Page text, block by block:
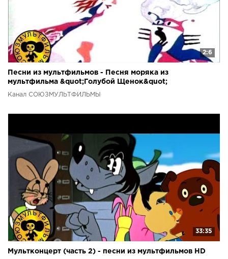
2:6
Песни из мультфильмов - Песня моряка из
мультфильма &quot;Голубой Щенок&quot;
Канал СОЮЗМУЛЬТФИЛЬМЫ
33:35
Мультконцерт (часть 2) - песни из мультфильмов HD